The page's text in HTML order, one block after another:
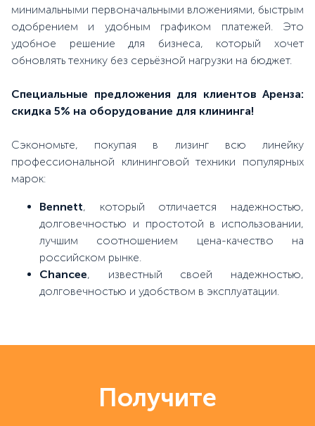
минимальными первоначальными вложениями, быстрым
одобрением и удобным графиком платежей. Это
удобное решение для бизнеса, который хочет
обновлять технику без серьёзной нагрузки на бюджет.
Специальные предложения для клиентов Аренза:
cкидка 5% на оборудование для клининга!
Сэкономьте, покупая в лизинг всю линейку
профессиональной клининговой техники популярных
марок:
Bennett, который отличается надежностью,
долговечностью и простотой в использовании,
лучшим соотношением цена-качество на
российском рынке.
Chancee, известный своей надежностью,
долговечностью и удобством в эксплуатации.
Получите